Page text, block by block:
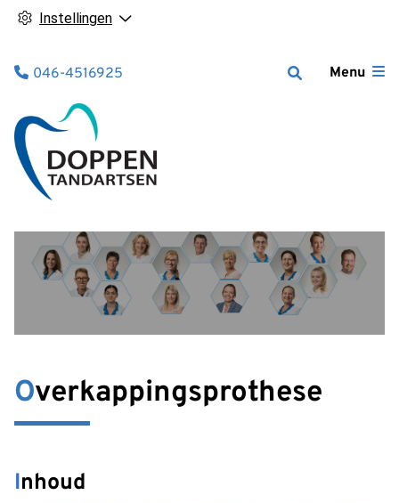
Instellingen
Menu
Tel:
046-4516925
Overkappingsprothese
Inhoud